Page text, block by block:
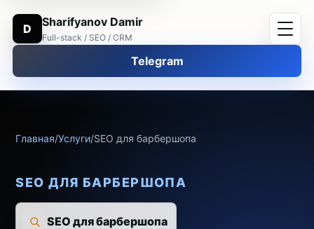
D Sharifyanov Damir
Full-stack / SEO / CRM
Telegram
Главная/Услуги/SEO для барбершопа
SEO ДЛЯ БАРБЕРШОПА
SEO для барбершопа